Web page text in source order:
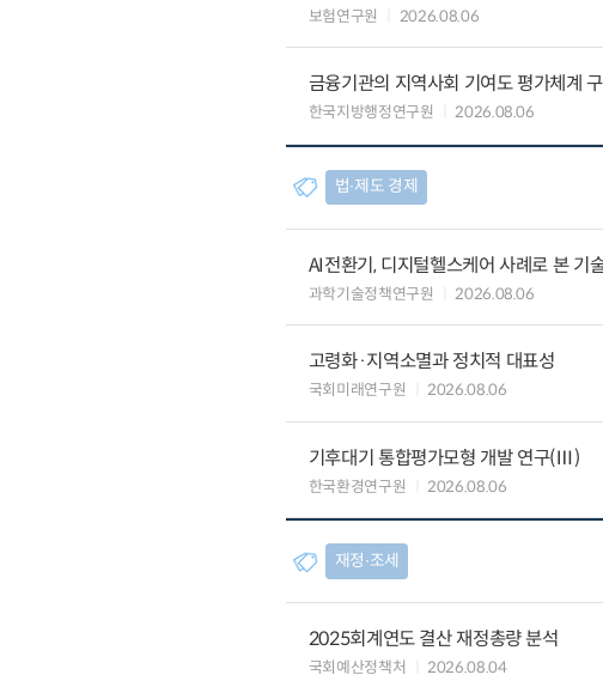
보험연구원 2026.08.06
금융기관의 지역사회 기여도 평가체계
한국지방행정연구원 2026.08.06
법∙제도 경제
AI전환기, 디지털헬스케어 사례로 본 기
과학기술정책연구원 2026.08.06
고령화·지역소멸과 정치적 대표성
국회미래연구원 2026.08.06
기후대기 통합평가모형 개발 연구(Ⅲ)
한국환경연구원 2026.08.06
재정∙조세
2025회계연도 결산 재정총량 분석
국회예산정책처 2026.08.04